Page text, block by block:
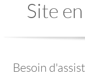
Site
Besoin